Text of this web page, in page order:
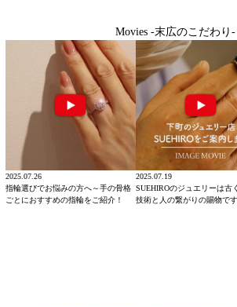
Movies -末広のこだわり-
2025.07.26
指輪選びでお悩みの方へ～手の骨格
ごとにおすすめの指輪をご紹介！
2025.07.19
SUEHIROのジュエリーは古
技術と人の繋がりの賜物です